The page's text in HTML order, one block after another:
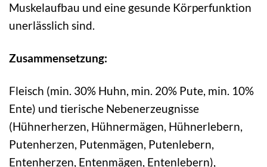
Muskelaufbau und eine gesunde Körperfunktion
unerlässlich sind.
Zusammensetzung:
Fleisch (min. 30% Huhn, min. 20% Pute, min. 10%
Ente) und tierische Nebenerzeugnisse
(Hühnerherzen, Hühnermägen, Hühnerlebern,
Putenherzen, Putenmägen, Putenlebern,
Entenherzen, Entenmägen, Entenlebern),